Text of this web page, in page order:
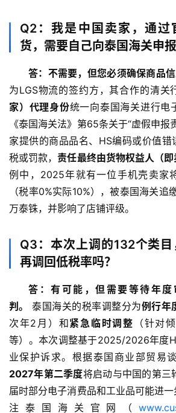
态
合
伴
专
栏
Q2：我是中国卖家，通过
货，需要自己向泰国海关申报
答：不需要，但您必须确保商品信
为LGS物流的签约方，其合作的清关
家）代理身份统一向泰国海关进行电
《泰国海关法》第65条关于“虚假申报
家提供的商品品名、HS编码或价值错
税或罚款，责任最终由货物权益人（
例中，2025年就有一位手机壳卖家
（税率0%实际10%），被泰国海关追
万泰铢，并影响了店铺评级。
Q3：本次上调的132个类
再调回低税率吗？
答：有可能，但需要等待年
判。
泰国海关的税率调整分为例行年
次年2月）和紧急临时调整 （针对
等）。本次调整基于2025/2026年度
业保护诉求。根据泰国商业部贸易
2027年第二季度将启动与中国的第三
届时部分电子消费品和工业品可能进
注泰国海关官网（